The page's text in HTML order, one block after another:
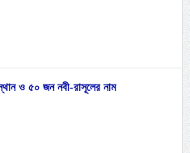
ও ৫০ জন নবী-রাসূলের নাম